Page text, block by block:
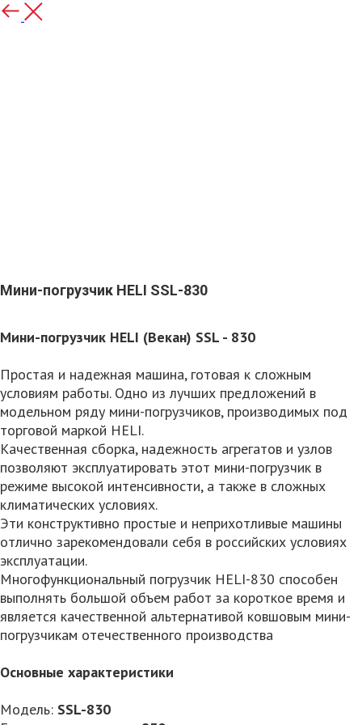
Мини-погрузчик HELI SSL-830
Мини-погрузчик HELI (Векан) SSL - 830
Простая и надежная машина, готовая к сложным
условиям работы. Одно из лучших предложений в
модельном ряду мини-погрузчиков, производимых под
торговой маркой HELI.
Качественная сборка, надежность агрегатов и узлов
позволяют эксплуатировать этот мини-погрузчик в
режиме высокой интенсивности, а также в сложных
климатических условиях.
Эти конструктивно простые и неприхотливые машины
отлично зарекомендовали себя в российских условиях
эксплуатации.
Многофункциональный погрузчик HELI-830 способен
выполнять большой объем работ за короткое время и
является качественной альтернативой ковшовым мини-
погрузчикам отечественного производства
Основные характеристики
Модель: SSL-830